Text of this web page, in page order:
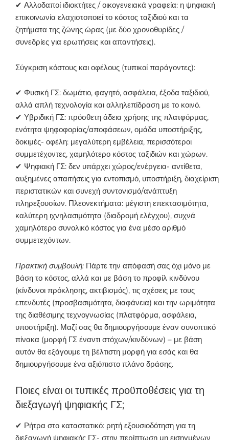
✔ Αλλοδαποί ιδιοκτήτες / οικογενειακά γραφεία: η ψηφιακή
επικοινωνία ελαχιστοποιεί το κόστος ταξιδιού και τα
ζητήματα της ζώνης ώρας (με δύο χρονοθυρίδες /
συνεδρίες για ερωτήσεις και απαντήσεις).
Σύγκριση κόστους και οφέλους (τυπικοί παράγοντες):
✔ Φυσική ΓΣ: δωμάτιο, φαγητό, ασφάλεια, έξοδα ταξιδιού,
αλλά απλή τεχνολογία και αλληλεπίδραση με το κοινό.
✔ Υβριδική ΓΣ: πρόσθετη άδεια χρήσης της πλατφόρμας,
ενότητα ψηφοφορίας/αποφάσεων, ομάδα υποστήριξης,
δοκιμές- οφέλη: μεγαλύτερη εμβέλεια, περισσότεροι
συμμετέχοντες, χαμηλότερο κόστος ταξιδιών και χώρων.
✔ Ψηφιακή ΓΣ: δεν υπάρχει χώρος/ενέργεια- αντίθετα,
αυξημένες απαιτήσεις για εντοπισμό, υποστήριξη, διαχείριση
περιστατικών και συνεχή συντονισμό/ανάπτυξη
πληρεξουσίων. Πλεονεκτήματα: μέγιστη επεκτασιμότητα,
καλύτερη ιχνηλασιμότητα (διαδρομή ελέγχου), συχνά
χαμηλότερο συνολικό κόστος για ένα μέσο αριθμό
συμμετεχόντων.
Πρακτική συμβουλή: Πάρτε την απόφασή σας όχι μόνο με
βάση το κόστος, αλλά και με βάση το προφίλ κινδύνου
(κίνδυνοι πρόκλησης, ακτιβισμός), τις σχέσεις με τους
επενδυτές (προσβασιμότητα, διαφάνεια) και την ωριμότητα
της διαθέσιμης τεχνογνωσίας (πλατφόρμα, ασφάλεια,
υποστήριξη). Μαζί σας θα δημιουργήσουμε έναν συνοπτικό
πίνακα (μορφή ΓΣ έναντι στόχων/κινδύνων) – με βάση
αυτόν θα εξάγουμε τη βέλτιστη μορφή για εσάς και θα
δημιουργήσουμε ένα αξιόπιστο πλάνο δράσης.
Ποιες είναι οι τυπικές προϋποθέσεις για τη
διεξαγωγή ψηφιακής ΓΣ;
✔ Ρήτρα στο καταστατικό: ρητή εξουσιοδότηση για τη
διεξαγωγή ψηφιακής ΓΣ- στην περίπτωση μη εισηγμένων